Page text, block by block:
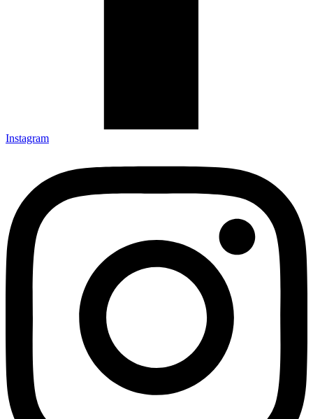
Instagram